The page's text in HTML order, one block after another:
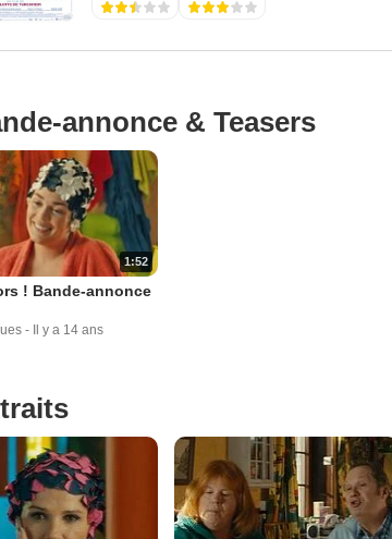
annonce & Teasers
1:52
! Bande-annonce
- Il y a 14 ans